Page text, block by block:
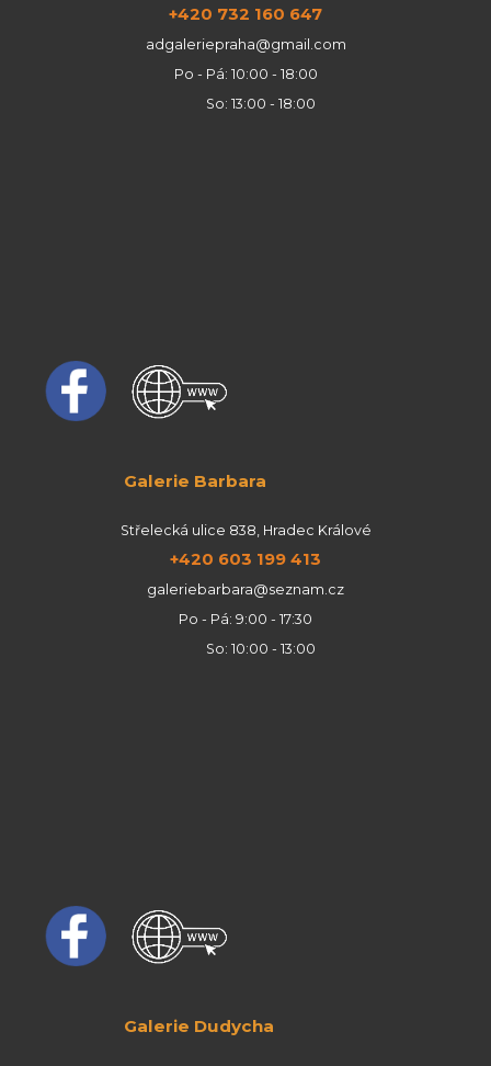
+420 732 160 647
adgaleriepraha@gmail.com
Po - Pá: 10:00 - 18:00
So: 13:00 - 18:00
Galerie Barbara
Střelecká ulice 838, Hradec Králové
+420 603 199 413
galeriebarbara@seznam.cz
Po - Pá: 9:00 - 17:30
So: 10:00 - 13:00
Galerie Dudycha